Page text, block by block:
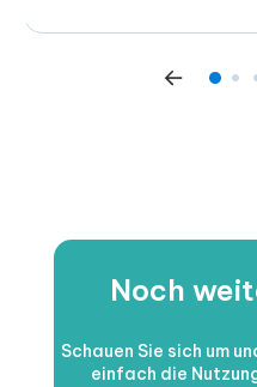
Noch
Schauen Sie sich um
einfach die